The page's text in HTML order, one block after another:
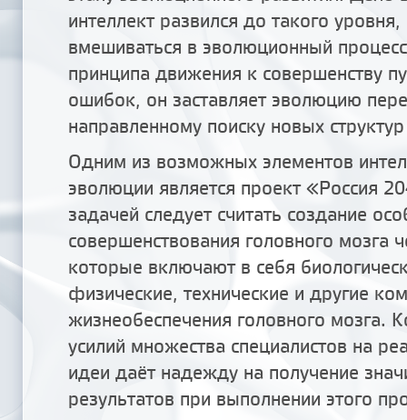
интеллект развился до такого
вмешиваться в эволюционный
принципа движения к совершенству
ошибок, он заставляет эволюцию
направленному поиску новых
Одним из возможных элементов
эволюции является проект «Россия
задачей следует считать создание
совершенствования головного мозга
которые включают в себя
физические, технические и другие
жизнеобеспечения головного мозга.
усилий множества специалистов на
идеи даёт надежду на получение
результатов при выполнении этого